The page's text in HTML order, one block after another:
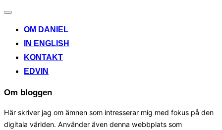
Toggle
OM DANIEL
IN ENGLISH
KONTAKT
EDVIN
Om bloggen
Här skriver jag om ämnen som intresserar mig med fokus på den
digitala världen. Använder även denna webbplats som